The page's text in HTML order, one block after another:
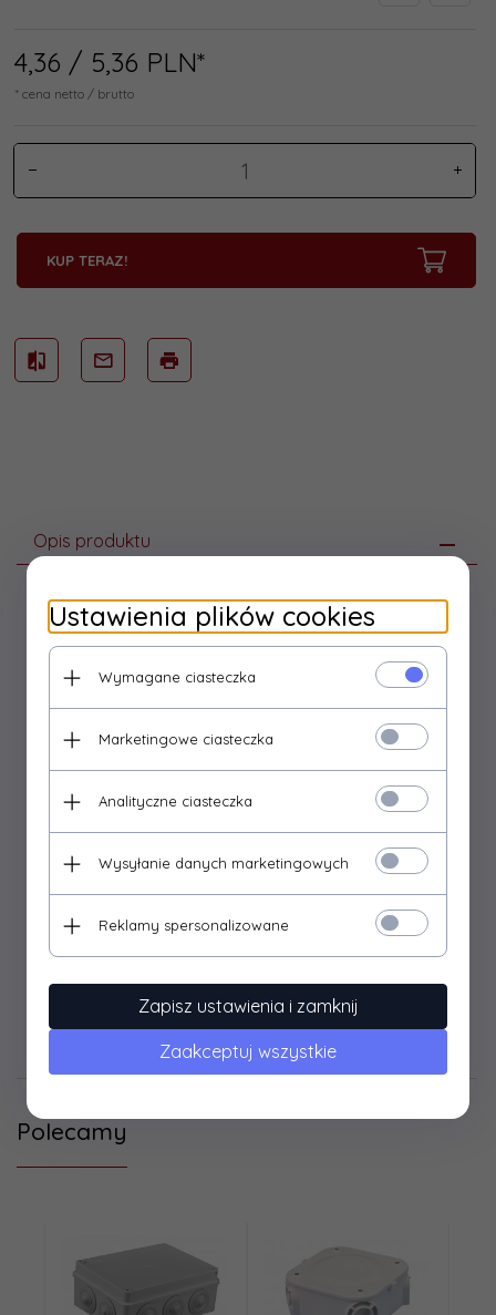
4,36 / 5,36 PLN*
* cena netto / brutto
KUP TERAZ!
Opis produktu
Puszka hermetyczna 90x130 klik szara
A.0065 Pawbol
szerokość: 95 mm
materiał: PE/PP
stopień ochrony: IP54
kolor: szary
produkt odporny na UV: nie
opakowanie zbiorcze: 30
Polecamy
Ustawienia plików cookies
Wymagane ciasteczka
Marketingowe ciasteczka
Analityczne ciasteczka
Wysyłanie danych marketingowych
Reklamy spersonalizowane
Zapisz ustawienia i zamknij
Zaakceptuj wszystkie